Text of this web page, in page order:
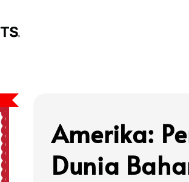
Amerika:
Dunia